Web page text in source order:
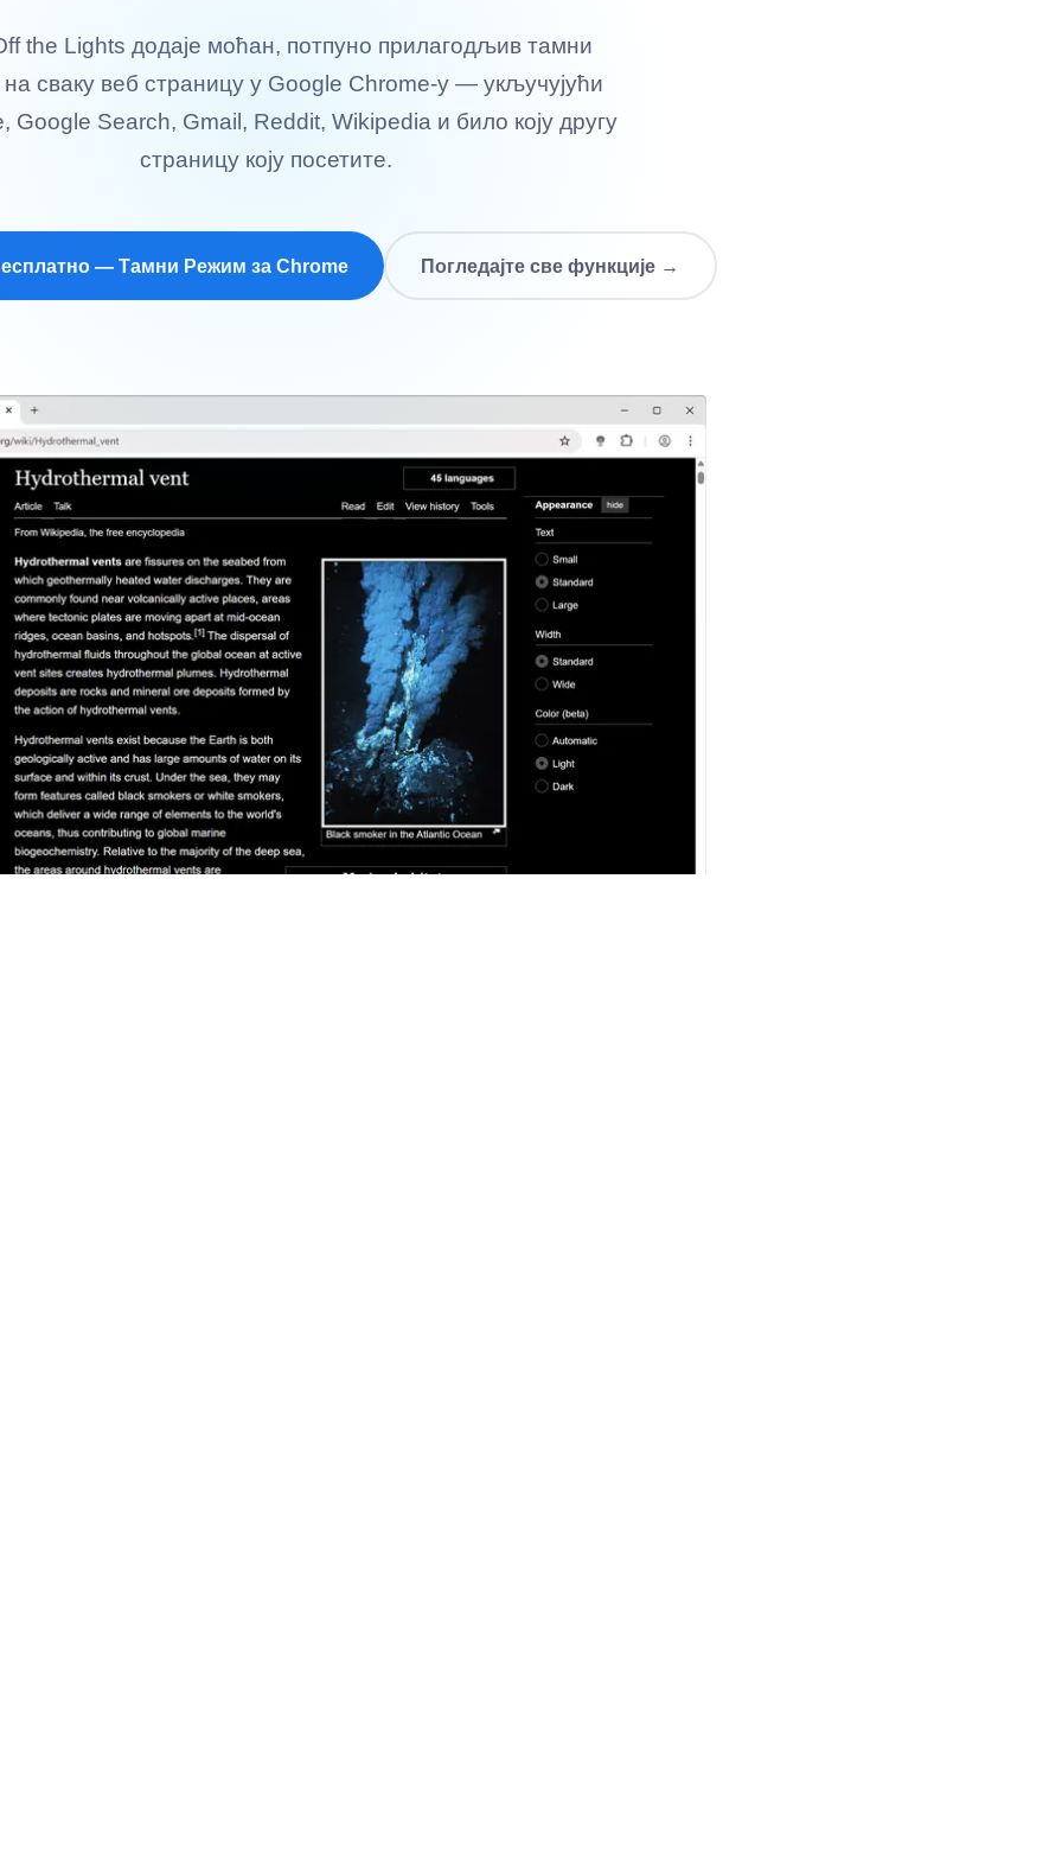
the Lights додаје моћан, потпуно прилагодљив тамни
сваку веб страницу у Google Chrome-у — укључујући
Google Search, Gmail, Reddit, Wikipedia и било коју другу
страницу коју посетите.
— Тамни Режим за Chrome Погледајте све функције →